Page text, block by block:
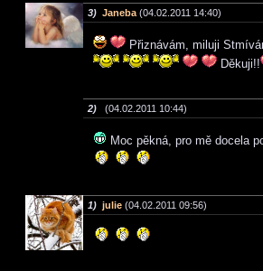
3) Janeba (04.02.2011 14:40)
Přiznávám, miluji
Děkuji!!
2) (04.02.2011 10:44)
Moc pěkná, pro mě docela
1) julie (04.02.2011 09:56)